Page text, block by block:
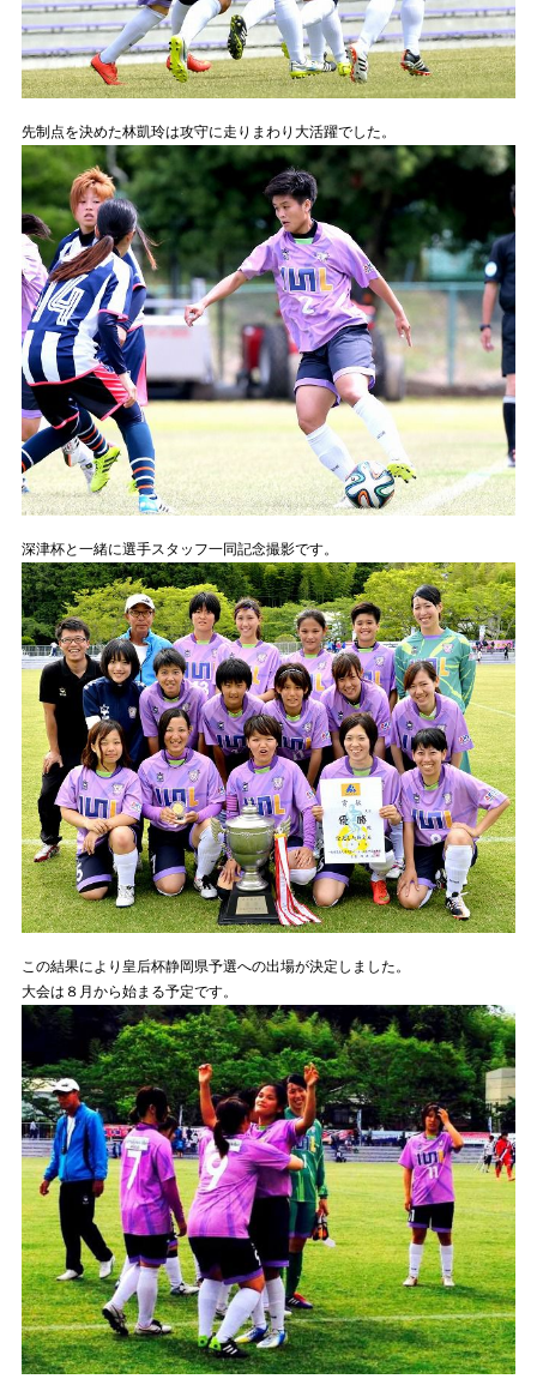
先制点を決めた林凱玲は攻守に走りまわり大活躍でした。
深津杯と一緒に選手スタッフ一同記念撮影です。
この結果により皇后杯静岡県予選への出場が決定しました。
大会は８月から始まる予定です。